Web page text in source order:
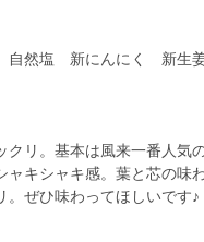
然塩 新にんにく 新生
リ。基本は風来一番人気
キシャキ感。葉と芯の味
。ぜひ味わってほしいで